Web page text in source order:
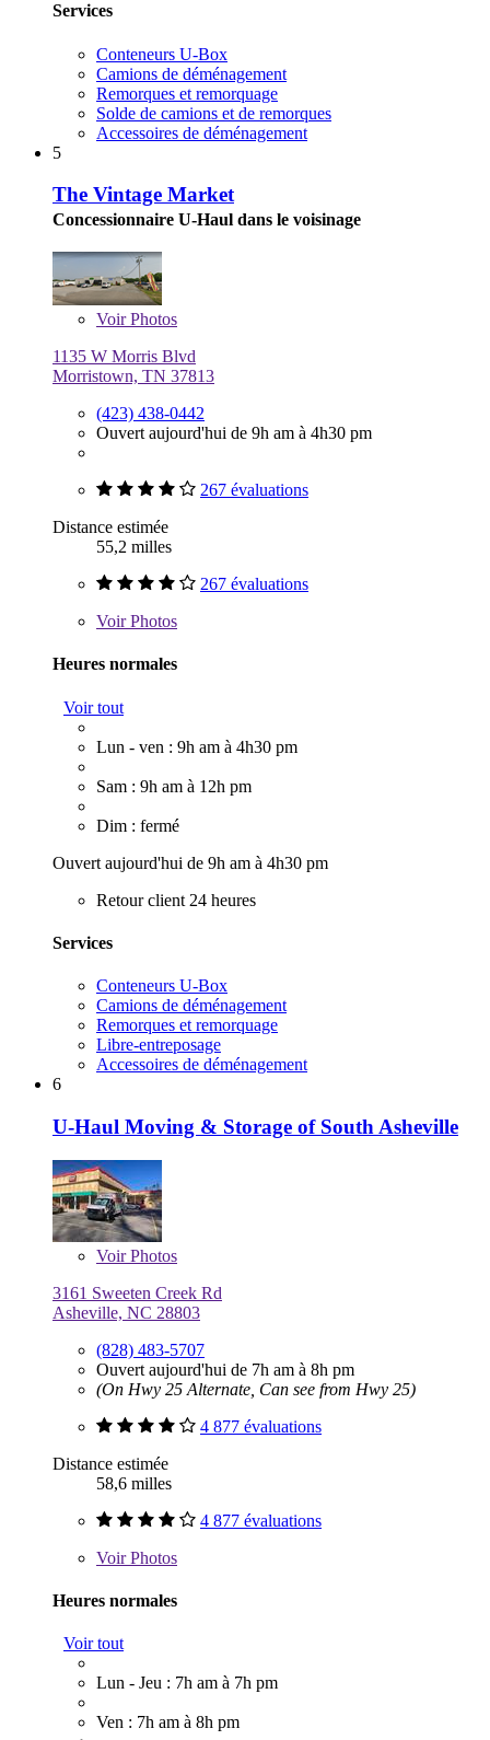
Services
Conteneurs U-Box
Camions de déménagement
Remorques et remorquage
Solde de camions et de remorques
Accessoires de déménagement
5
The Vintage Market
Concessionnaire U-Haul dans le voisinage
VoirPhotos
1135 W Morris Blvd
Morristown, TN 37813
(423) 438-0442
Ouvert aujourd'hui de 9h am à 4h30 pm
267 évaluations
Distance estimée
55,2 milles
267 évaluations
VoirPhotos
Heures normales
Voir tout
Lun - ven : 9h am à 4h30 pm
Sam : 9h am à 12h pm
Dim : fermé
Ouvert aujourd'hui de 9h am à 4h30 pm
Retour client 24 heures
Services
Conteneurs U-Box
Camions de déménagement
Remorques et remorquage
Libre-entreposage
Accessoires de déménagement
6
U-Haul Moving & Storage of South Asheville
VoirPhotos
3161 Sweeten Creek Rd
Asheville, NC 28803
(828) 483-5707
Ouvert aujourd'hui de 7h am à 8h pm
(On Hwy 25 Alternate, Can see from Hwy 25)
4 877 évaluations
Distance estimée
58,6 milles
4 877 évaluations
VoirPhotos
Heures normales
Voir tout
Lun - Jeu : 7h am à 7h pm
Ven : 7h am à 8h pm